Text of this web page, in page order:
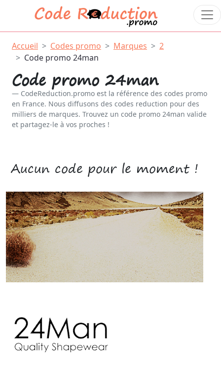
Accueil Codes promo Marques
2
Code promo 24man
Code promo 24man
CodeReduction.promo est la référence des codes promo
en France. Nous diffusons des codes reduction pour des
milliers de marques. Trouvez un code promo 24man valide
et partagez-le à vos proches !
Aucun code pour le moment !